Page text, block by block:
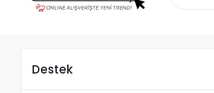
Destek